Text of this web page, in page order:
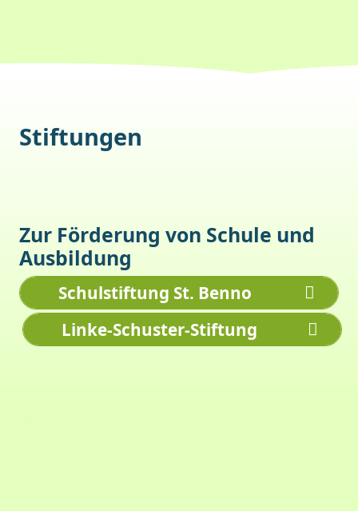
Stiftungen
Zur Förderung von Schule und
Ausbildung
Schulstiftung St. Benno
Linke-Schuster-Stiftung